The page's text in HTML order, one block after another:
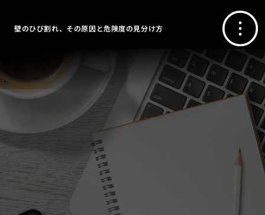
壁のひび割れ、その原因と危険度の見分け方